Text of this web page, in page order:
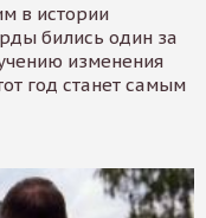
в истории
бились один за
изменения
год станет самым